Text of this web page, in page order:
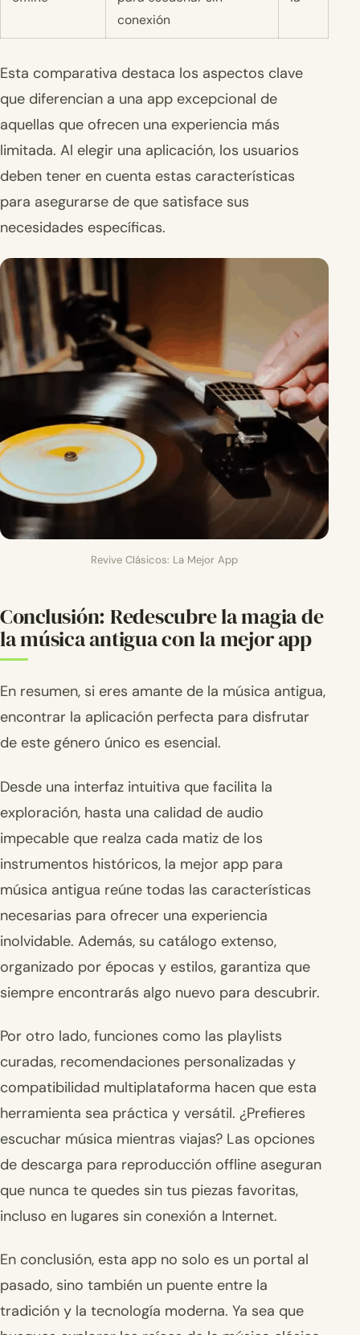
conexión
Esta comparativa destaca los aspectos clave
que diferencian a una app excepcional de
aquellas que ofrecen una experiencia más
limitada. Al elegir una aplicación, los usuarios
deben tener en cuenta estas características
para asegurarse de que satisface sus
necesidades específicas.
Revive Clásicos: La Mejor App
Conclusión: Redescubre la magia de
la música antigua con la mejor app
En resumen, si eres amante de la música antigua,
encontrar la aplicación perfecta para disfrutar
de este género único es esencial.
Desde una interfaz intuitiva que facilita la
exploración, hasta una calidad de audio
impecable que realza cada matiz de los
instrumentos históricos, la mejor app para
música antigua reúne todas las características
necesarias para ofrecer una experiencia
inolvidable. Además, su catálogo extenso,
organizado por épocas y estilos, garantiza que
siempre encontrarás algo nuevo para descubrir.
Por otro lado, funciones como las playlists
curadas, recomendaciones personalizadas y
compatibilidad multiplataforma hacen que esta
herramienta sea práctica y versátil. ¿Prefieres
escuchar música mientras viajas? Las opciones
de descarga para reproducción offline aseguran
que nunca te quedes sin tus piezas favoritas,
incluso en lugares sin conexión a Internet.
En conclusión, esta app no solo es un portal al
pasado, sino también un puente entre la
tradición y la tecnología moderna. Ya sea que